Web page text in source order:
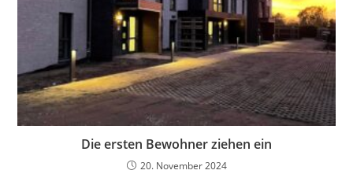
Die ersten Bewohner ziehen ein
20. November 2024